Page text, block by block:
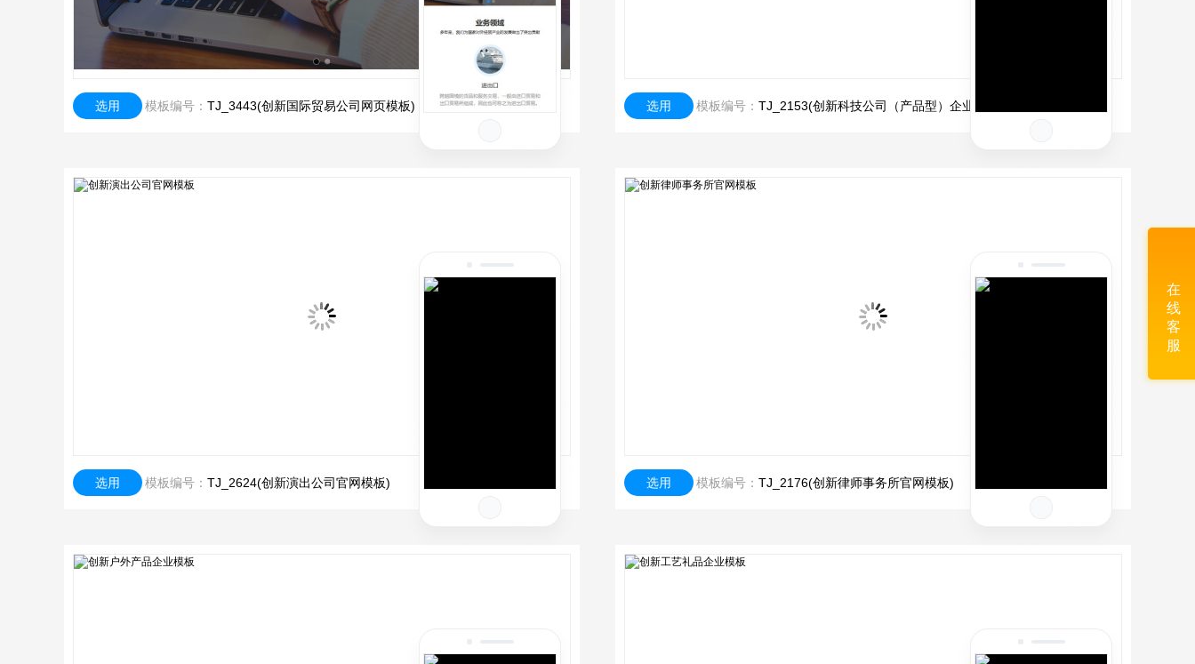
选用 模板编号： TJ_3443(创新国际贸易公司网页模板) 选用 模板编号： TJ_2153(创新科技公司（产品型）企业网站模板)
选用 模板编号： TJ_2624(创新演出公司官网模板) 选用 模板编号： TJ_2176(创新律师事务所官网模板)
在
线
客
服